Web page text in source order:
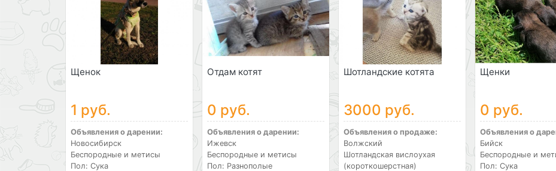
Щенок
1 руб.
Объявления о дарении:
Новосибирск
Беспородные и метисы
Пол: Сука
Отдам котят
0 руб.
Объявления о дарении:
Ижевск
Беспородные и метисы
Пол: Разнополые
Шотландские котята
3000 руб.
Объявления о продаже:
Волжский
Шотландская вислоухая
(короткошерстная)
Щенки
0 руб.
Объявления о
Бийск
Беспородные и
Пол: Сука